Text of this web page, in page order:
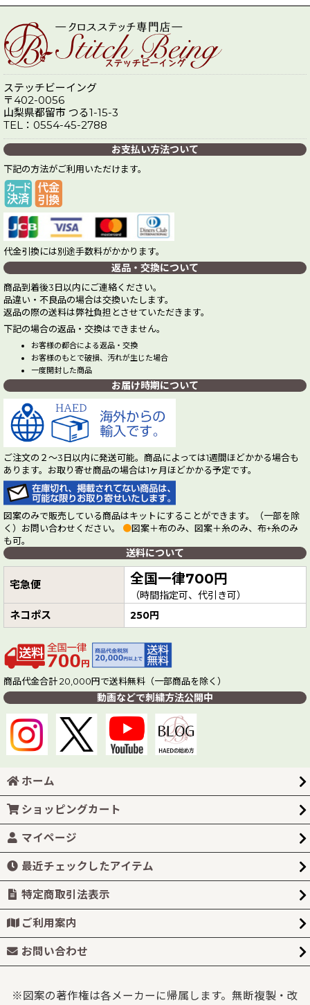
ステッチビーイング
〒402-0056
山梨県都留市 つる1-15-3
TEL：0554-45-2788
お支払い方法ついて
下記の方法がご利用いただけます。
代金引換には別途手数料がかかります。
返品・交換について
商品到着後3日以内にご連絡ください。
品違い・不良品の場合は交換いたします。
返品の際の送料は弊社負担とさせていただきます。
下記の場合の返品・交換はできません。
お客様の都合による返品・交換
お客様のもとで破損、汚れが生じた場合
一度開封した商品
お届け時期について
ご注文の２～3日以内に発送可能。商品によっては1週間ほどかかる場合も
あります。お取り寄せ商品の場合は1ヶ月ほどかかる予定です。
図案のみで販売している商品はキットにすることができます。（一部を除
く）お問い合わせください。 ●図案＋布のみ、図案＋糸のみ、布+糸のみ
も可。
送料について
宅急便 全国一律700円
（時間指定可、代引き可）
ネコポス 250円
商品代金合計 20,000円で送料無料（一部商品を除く）
動画などで刺繍方法公開中
ホーム
ショッピングカート
マイページ
最近チェックしたアイテム
特定商取引法表示
ご利用案内
お問い合わせ
※図案の著作権は各メーカーに帰属します。無断複製・改